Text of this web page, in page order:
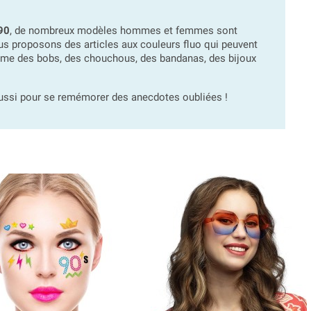
, de nombreux modèles hommes et femmes sont
proposons des articles aux couleurs fluo qui peuvent
des bobs, des chouchous, des bandanas, des bijoux
pour se remémorer des anecdotes oubliées !